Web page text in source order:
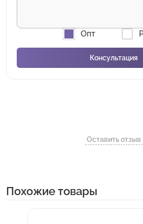
Опт
Оставить отзыв
Похожие товары